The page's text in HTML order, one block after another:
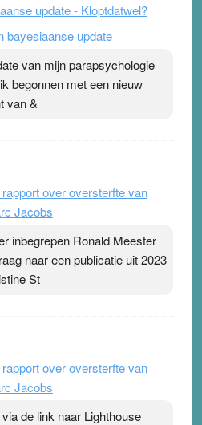
hun hartslag te verlagen
Daarop heeft zo’n
zijn. Door…Lees meer
›[...]
update - Kloptdatwel?
bayesiaanse update
van mijn parapsychologie
begonnen met een nieuw
van &
over oversterfte van
Jacobs
inbegrepen Ronald Meester
naar een publicatie uit 2023
St
over oversterfte van
Jacobs
de link naar Lighthouse